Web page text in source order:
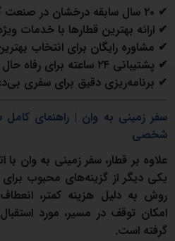
✔ ۲۰ سال سابقه درخشان در صنعت
✔ ارائه بهترین قطارها با خدمات
✔ مشاوره رایگان برای انتخاب
✔ پشتیبانی ۲۴ ساعته برای رفاه
✔ برنامه‌ریزی دقیق برای سفری
سفر زمینی به وان | راهنمای
شخصی
علاوه بر قطار، سفر زمینی به وان
یکی دیگر از گزینه‌های محبوب
روش به دلیل هزینه کمتر،
امکان توقف در مسیر، مورد
گرفته است.